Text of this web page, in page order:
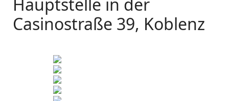
Casinostraße 39, Koblenz